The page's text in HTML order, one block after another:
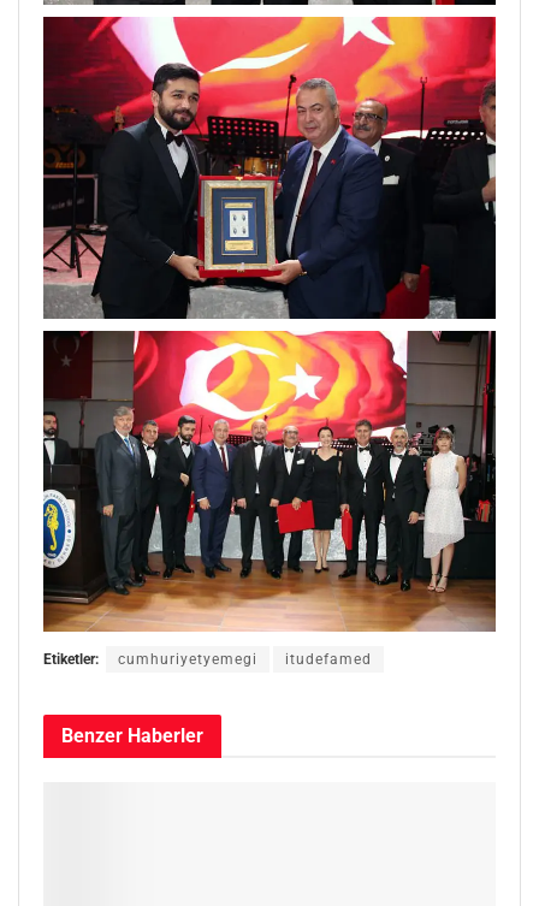
Etiketler: cumhuriyetyemegi itudefamed
Benzer Haberler